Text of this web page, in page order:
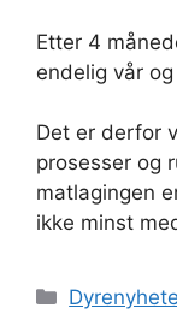
Etter 4
endelig vår
Det er derfor
prosesser og
matlagingen
ikke minst
Kategorier